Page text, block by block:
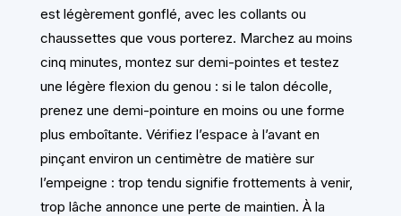
est légèrement gonflé, avec les collants ou
chaussettes que vous porterez. Marchez au moins
cinq minutes, montez sur demi-pointes et testez
une légère flexion du genou : si le talon décolle,
prenez une demi-pointure en moins ou une forme
plus emboîtante. Vérifiez l’espace à l’avant en
pinçant environ un centimètre de matière sur
l’empeigne : trop tendu signifie frottements à venir,
trop lâche annonce une perte de maintien. À la